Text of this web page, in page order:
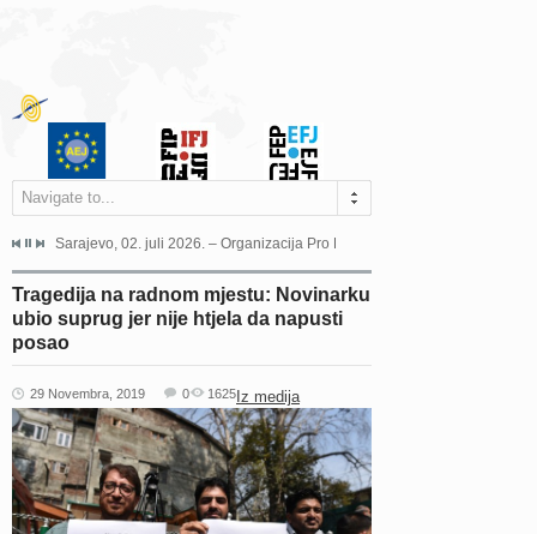
Navigate to...
Grada Sarajeva povodom Dana Sarajeva dugogodišnjoj...
Sarajevo, 02. juli 2026. – Organizacija Pro Educa juče je uspješno
Tragedija na radnom mjestu: Novinarku
ubio suprug jer nije htjela da napusti
posao
29 Novembra, 2019 Iz medija
0 1625